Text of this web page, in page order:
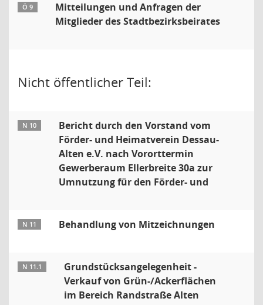
Ö 9
Mitteilungen und Anfragen der
Mitglieder des Stadtbezirksbeirates
Nicht öffentlicher Teil:
N 10
Bericht durch den Vorstand vom
Förder- und Heimatverein Dessau-
Alten e.V. nach Vororttermin
Gewerberaum Ellerbreite 30a zur
Umnutzung für den Förder- und
N 11 Behandlung von Mitzeichnungen
N 11.1
Grundstücksangelegenheit -
Verkauf von Grün-/Ackerflächen
im Bereich Randstraße Alten